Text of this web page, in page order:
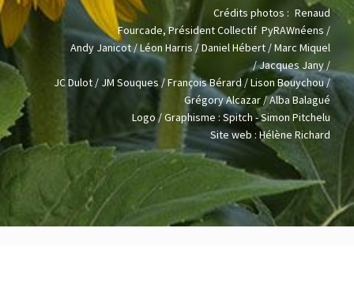
Crédits photos : Renaud
Fourcade,PrésidentCollectif PyRAWnéens /
Andy Janicot / Léon Harris / Daniel Hébert / Marc Miquel
/Jacques Jany /
JC Dulot / JM Souques / François Bérard / Lison Bouychou /
Grégory Alcazar / Alba Balagué
Logo / Graphisme : Spitch - Simon Pitchelu
Site web : Hélène Richard